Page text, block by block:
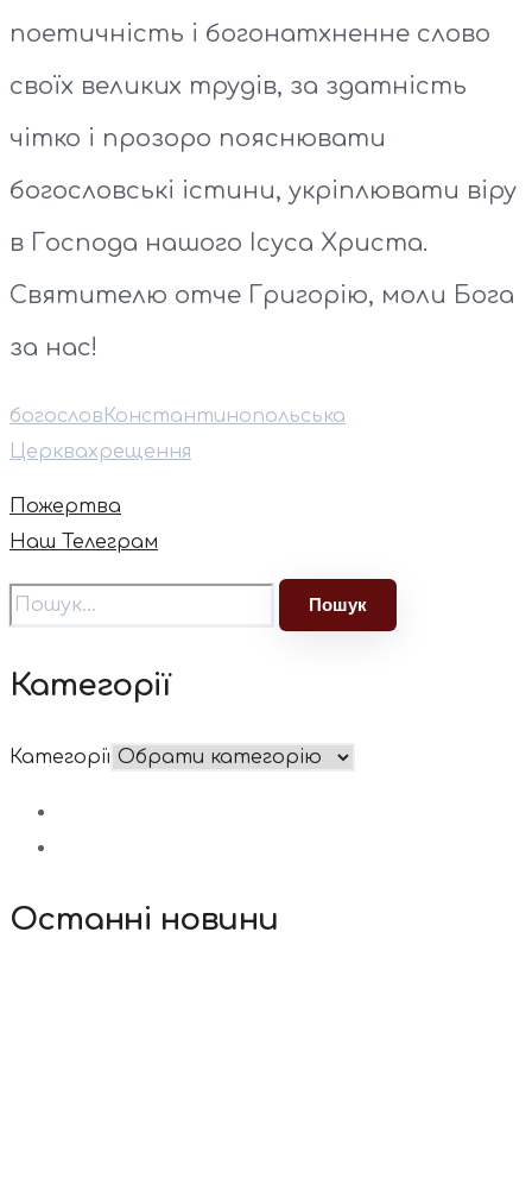
поетичність і богонатхненне слово
своїх великих трудів, за здатність
чітко і прозоро пояснювати
богословські істини, укріплювати віру
в Господа нашого Ісуса Христа.
Святителю отче Григорію, моли Бога
за нас!
богослов Константинопольська
Церквахрещення
Пожертва
Наш Телеграм
Категорії
Категорії
Останні новини